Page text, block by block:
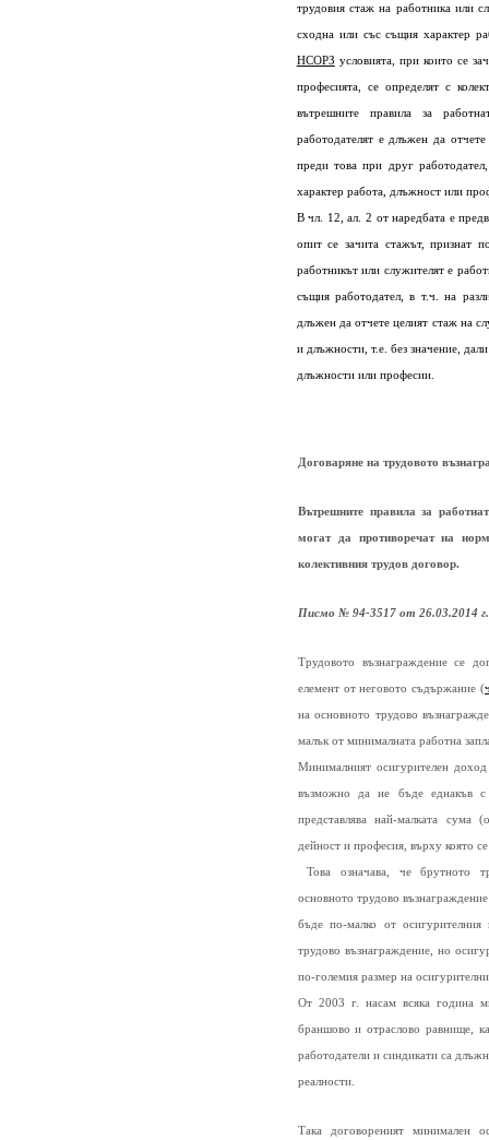
трудовия стаж на работника или
сходна или със същия характер
НСОРЗ условията, при които се
професията, се определят с
вътрешните правила за
работодателят е длъжен да
преди това при друг
характер работа, длъжност или
В чл. 12, ал. 2 от наредбата е
опит се зачита стажът, признат
работникът или служителят е
същия работодател, в т.ч. на
длъжен да отчете целият стаж на
и длъжности, т.е. без значение,
длъжности или професии.
Договаряне на трудовото
Вътрешните правила за
могат да противоречат на
колективния трудов договор.
Писмо № 94-3517 от 26.03.2014
Трудовото възнаграждение се
елемент от неговото съдържание (
на основното трудово
малък от минималната работна
Минималният осигурителен доход
възможно да не бъде еднакъв с
представлява най-малката сума
дейност и професия, върху която
Това означава, че брутното
основното трудово
бъде по-малко от
трудово възнаграждение, но
по-големия размер на
От 2003 г. насам всяка година
браншово и отраслово равнище,
работодатели и синдикати са
реалности.
Така договореният минимален